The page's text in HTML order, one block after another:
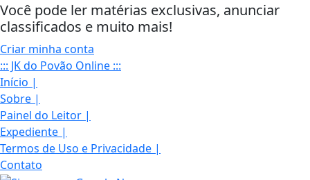
Você pode ler matérias exclusivas, anunciar
classificados e muito mais!
Criar minha conta
::: JK do Povão Online :::
Início |
Sobre |
Painel do Leitor |
Expediente |
Termos de Uso e Privacidade |
Contato